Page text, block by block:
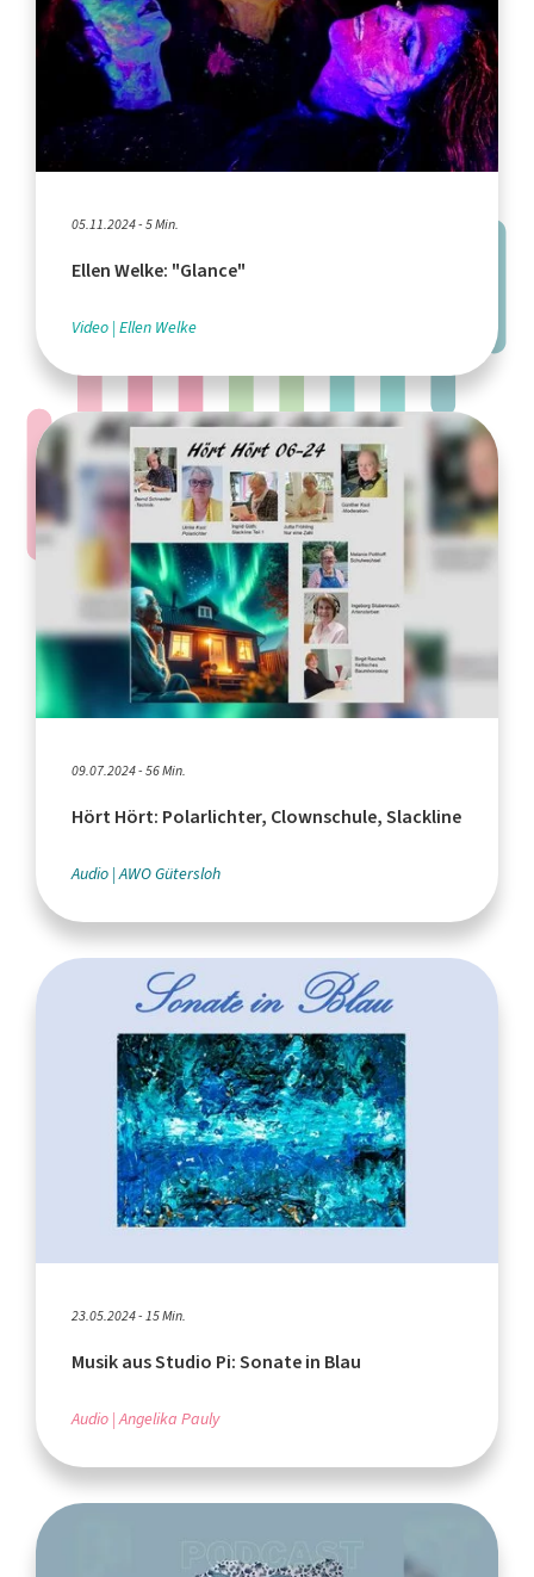
05.11.2024 - 5 Min.
Ellen Welke: "Glance"
Video Ellen Welke
09.07.2024 - 56 Min.
Hört Hört: Polarlichter, Clownschule, Slackline
Audio AWO Gütersloh
23.05.2024 - 15 Min.
Musik aus Studio Pi: Sonate in Blau
Audio Angelika Pauly